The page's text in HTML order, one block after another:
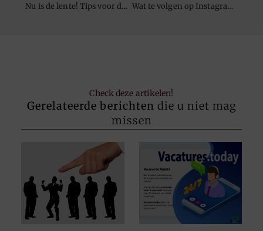
Nu is de lente! Tips voor de schoonmaak! Wat te volgen op Instagram: top prestatie-indicatoren
Check deze artikelen!
Gerelateerde berichten die u niet mag
missen